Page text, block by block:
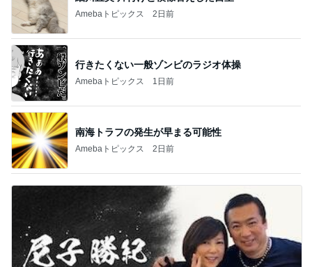
Amebaトピックス 2日前
行きたくない一般ゾンビのラジオ体操
Amebaトピックス 1日前
南海トラフの発生が早まる可能性
Amebaトピックス 2日前